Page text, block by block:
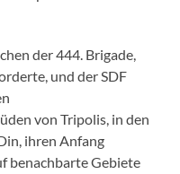
der 444. Brigade,
und der SDF
von Tripolis, in den
ihren Anfang
benachbarte Gebiete